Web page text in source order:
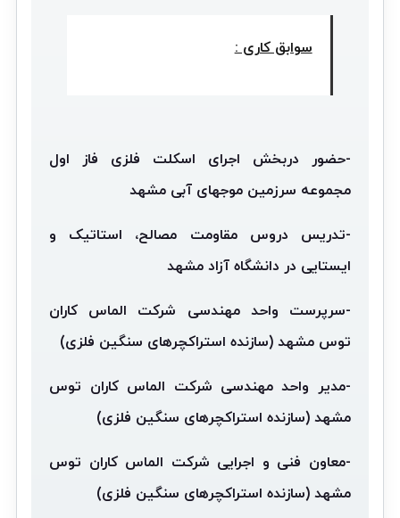
سوابق کاری :
-حضور دربخش اجرای اسکلت فلزی فاز اول
مجموعه سرزمین موجهای آبی مشهد
-تدریس دروس مقاومت مصالح، استاتیک و
ایستایی در دانشگاه آزاد مشهد
-سرپرست واحد مهندسی شرکت الماس کاران
توس مشهد (سازنده استراکچرهای سنگین فلزی)
-مدیر واحد مهندسی شرکت الماس کاران توس
مشهد (سازنده استراکچرهای سنگین فلزی)
-معاون فنی و اجرایی شرکت الماس کاران توس
مشهد (سازنده استراکچرهای سنگین فلزی)